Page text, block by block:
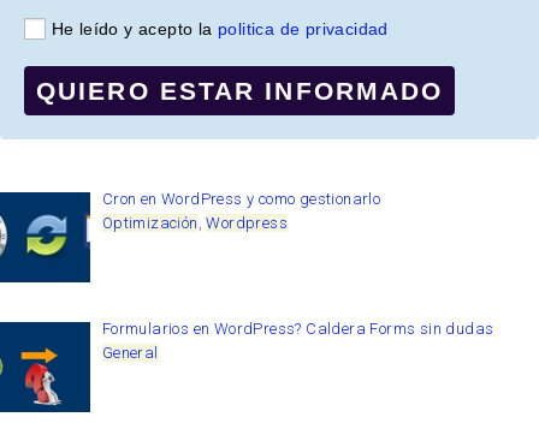
He leído y acepto la politica de privacidad
QUIERO ESTAR INFORMADO
Cron en WordPress y como gestionarlo
Optimización ,Wordpress
Formularios en WordPress? Caldera Forms sin dudas
General